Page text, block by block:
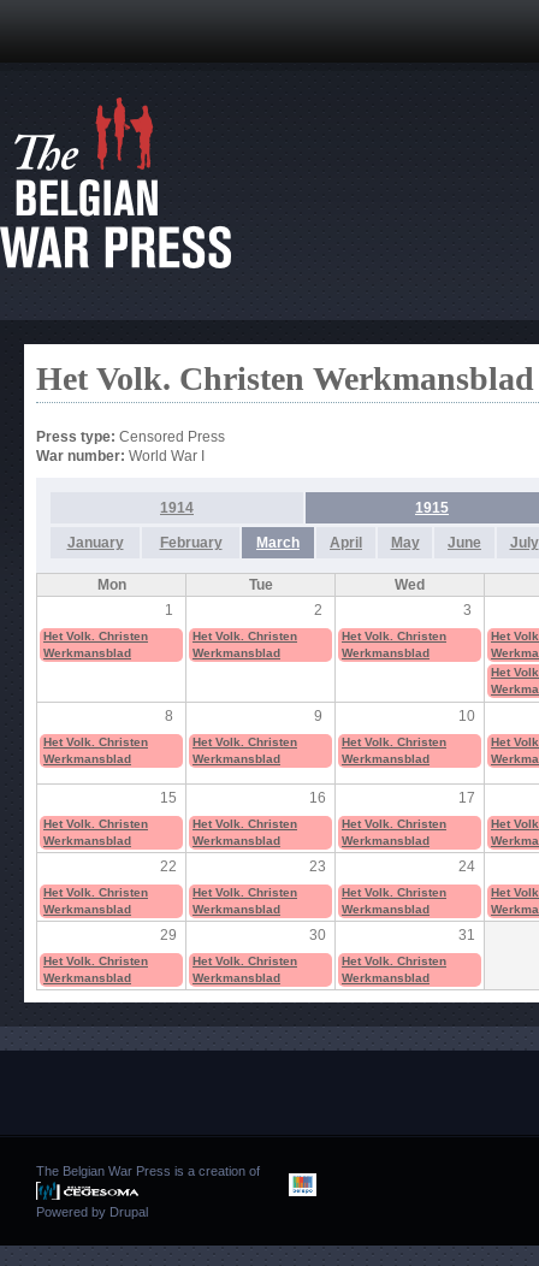
Het Volk. Christen Werkmansblad
Press type: Censored Press
War number: World War I
1914 1915
January February March April May June July
Mon Tue
Wed
1
2 3
Het Volk. Christen
Werkmansblad
Het Volk. Christen
Werkmansblad
Het Volk. Christen
Werkmansblad
Het
Het
8 9 10
Het Volk. Christen
Werkmansblad
Het Volk. Christen
Werkmansblad
Het Volk. Christen
Werkmansblad
Het
15 16 17
Het Volk. Christen
Werkmansblad
Het Volk. Christen
Werkmansblad
Het Volk. Christen
Werkmansblad
Het
22 23 24
Het Volk. Christen
Werkmansblad
Het Volk. Christen
Werkmansblad
Het Volk. Christen
Werkmansblad
Het
29 30 31
Het Volk. Christen
Werkmansblad
Het Volk. Christen
Werkmansblad
Het Volk. Christen
Werkmansblad
The Belgian War Press is a creation of
Powered by Drupal